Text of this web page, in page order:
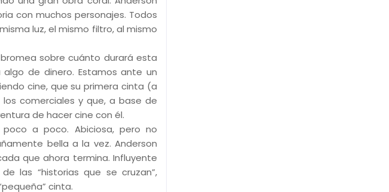
con muchos personajes. Todos
luz, el mismo filtro, al mismo
sobre cuánto durará esta
de dinero. Estamos ante un
cine, que su primera cinta (a
comerciales y que, a base de
de hacer cine con él.
a poco. Abiciosa, pero no
bella a la vez. Anderson
que ahora termina. Influyente
las “historias que se cruzan”,
cinta.